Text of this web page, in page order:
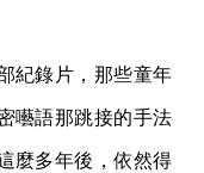
紀錄片，那些童年
囈語那跳接的手法
麼多年後，依然得